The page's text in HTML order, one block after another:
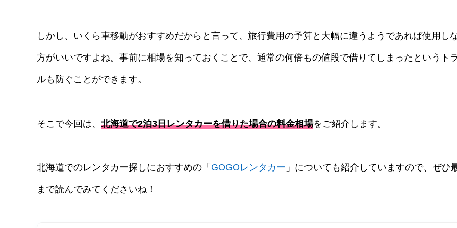
しかし、いくら車移動がおすすめだからと言って、旅行費用の予算と大幅に違うようであれば使用し
方がいいですよね。事前に相場を知っておくことで、通常の何倍もの値段で借りてしまったというト
ルも防ぐことができます。
そこで今回は、 北海道で2泊3日レンタカーを借りた場合の料金相場をご紹介します。
北海道でのレンタカー探しにおすすめの「 GOGOレンタカー 」についても紹介していますので、ぜひ
まで読んでみてくださいね！